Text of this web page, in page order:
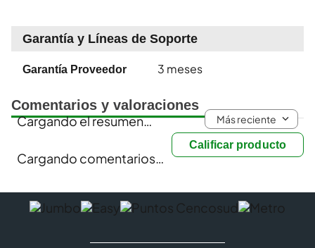
Garantía y Líneas de Soporte
Garantía Proveedor 3 meses
Comentarios y valoraciones
Calificar producto
Cargando el resumen… Más reciente
Cargando comentarios…